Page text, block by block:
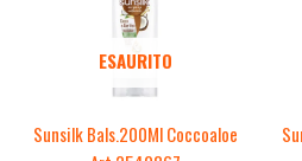
ESAURITO
Sunsilk Bals.200Ml Coccoaloe